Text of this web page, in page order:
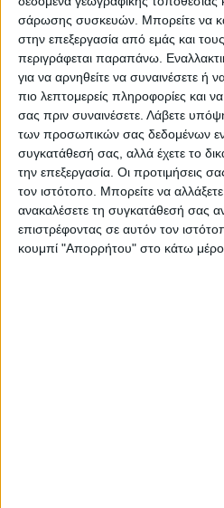
σάρωσης συσκευών. Μπορείτε να
στην επεξεργασία από εμάς και
περιγράφεται παραπάνω.
για να αρνηθείτε να συναινέσετε
πιο λεπτομερείς πληροφορίες και να
σας πριν συναινέσετε. Λάβετε
των προσωπικών σας δεδομένων
συγκατάθεσή σας, αλλά έχετε το
την επεξεργασία. Οι προτιμήσεις
τον ιστότοπο. Μπορείτε να
ανακαλέσετε τη συγκατάθεσή σας
επιστρέφοντας σε αυτόν τον
κουμπί "Απορρήτου" στο κάτω